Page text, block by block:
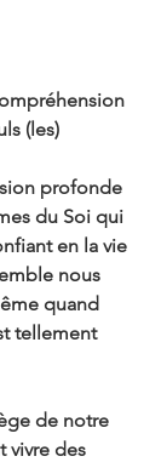
(les)
profonde
du Soi qui
en la vie
nous
quand
tellement
de notre
vivre des